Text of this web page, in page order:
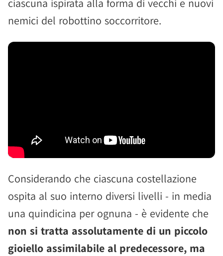
ciascuna ispirata alla forma di vecchi e nuovi
nemici del robottino soccorritore.
Considerando che ciascuna costellazione
ospita al suo interno diversi livelli - in media
una quindicina per ognuna - è evidente che
non si tratta assolutamente di un piccolo
gioiello assimilabile al predecessore, ma